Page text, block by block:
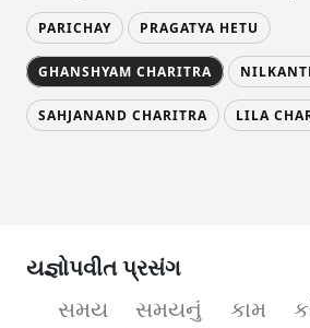
PARICHAY PRAGATYA HETU
GHANSHYAM CHARITRA
SAHJANAND CHARITRA LILA
યજ્ઞોપવીત પ્રસંગ
સમય સમયનું કામ